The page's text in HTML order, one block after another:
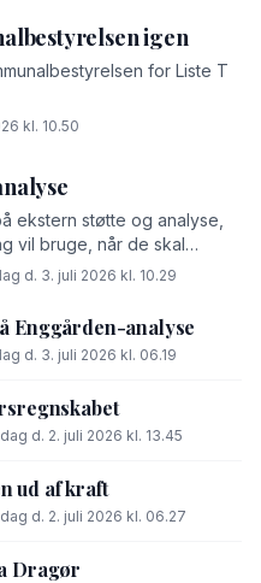
igen
for Liste T
kl. 10.50
ekstern støtte og analyse,
vil bruge, når de skal
for
d. 3. juli 2026 kl. 10.29
Enggården-analyse
d. 3. juli 2026 kl. 06.19
d. 2. juli 2026 kl. 13.45
ud af kraft
d. 2. juli 2026 kl. 06.27
Dragør